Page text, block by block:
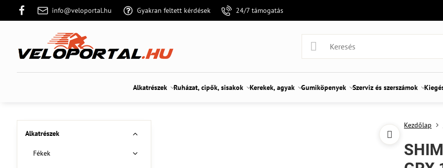
info@veloportal.hu Gyakran feltett kérdések 24/7 támogatás
Alkatrészek Ruházat, cipők, sisakok Kerekek, agyak Gumiköpenyek Szerviz és szerszámok
Kezdőlap
Alkatrészek
Fékek